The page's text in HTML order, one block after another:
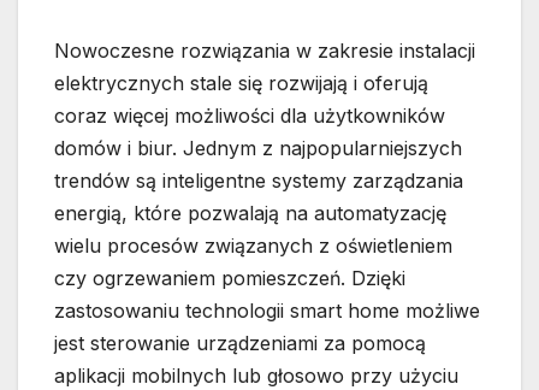
Nowoczesne rozwiązania w zakresie instalacji
elektrycznych stale się rozwijają i oferują
coraz więcej możliwości dla użytkowników
domów i biur. Jednym z najpopularniejszych
trendów są inteligentne systemy zarządzania
energią, które pozwalają na automatyzację
wielu procesów związanych z oświetleniem
czy ogrzewaniem pomieszczeń. Dzięki
zastosowaniu technologii smart home możliwe
jest sterowanie urządzeniami za pomocą
aplikacji mobilnych lub głosowo przy użyciu